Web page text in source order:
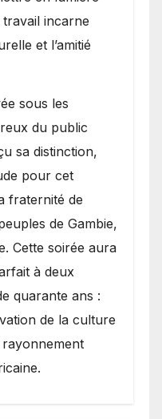
incarne
et l’amitié
sous les
du public
sa distinction,
pour cet
fraternité de
de Gambie,
Cette soirée aura
à deux
quarante ans :
de la culture
rayonnement